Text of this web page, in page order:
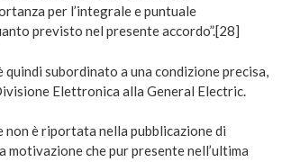
per l’integrale e puntuale
previsto nel presente accordo”.[28]
quindi subordinato a una condizione precisa,
Elettronica alla General Electric.
non è riportata nella pubblicazione di
motivazione che pur presente nell’ultima